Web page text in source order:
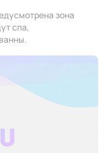
зона
спа,